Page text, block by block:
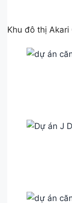
Khu đô thị